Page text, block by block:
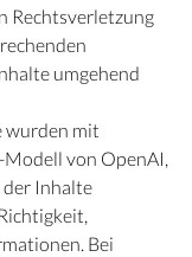
Rechtsverletzung
umgehend
wurden mit
von OpenAI,
Inhalte
Bei